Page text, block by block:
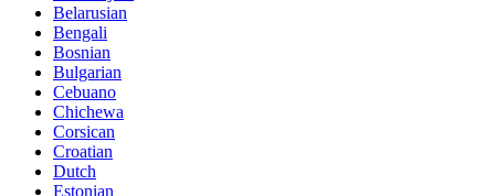
Belarusian
Bengali
Bosnian
Bulgarian
Cebuano
Chichewa
Corsican
Croatian
Dutch
Estonian